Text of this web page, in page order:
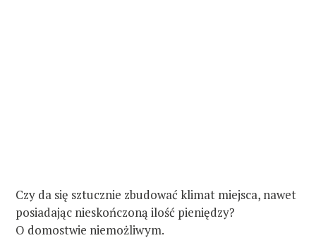
Czy da się sztucznie zbudować klimat miejsca, nawet
posiadając nieskończoną ilość pieniędzy?
O domostwie niemożliwym.